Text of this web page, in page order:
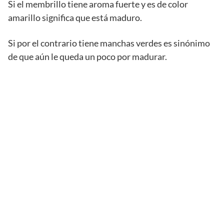
Si el membrillo tiene aroma fuerte y es de color
amarillo significa que está maduro.
Si por el contrario tiene manchas verdes es sinónimo
de que aún le queda un poco por madurar.